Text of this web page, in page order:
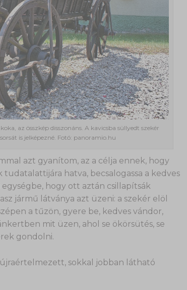
az összkép disszonáns. A kavicsba süllyedt szekér
is jelképezné. Fotó: panoramio.hu
azt gyanítom, az a célja ennek, hogy
hatva, becsalogassa a kedves
hogy ott aztán csillapítsák
jármű látványa azt üzeni: a szekér elöl
a tűzön, gyere be, kedves vándor,
mit üzen, ahol se ökörsütés, se
gondolni.
sokkal jobban látható